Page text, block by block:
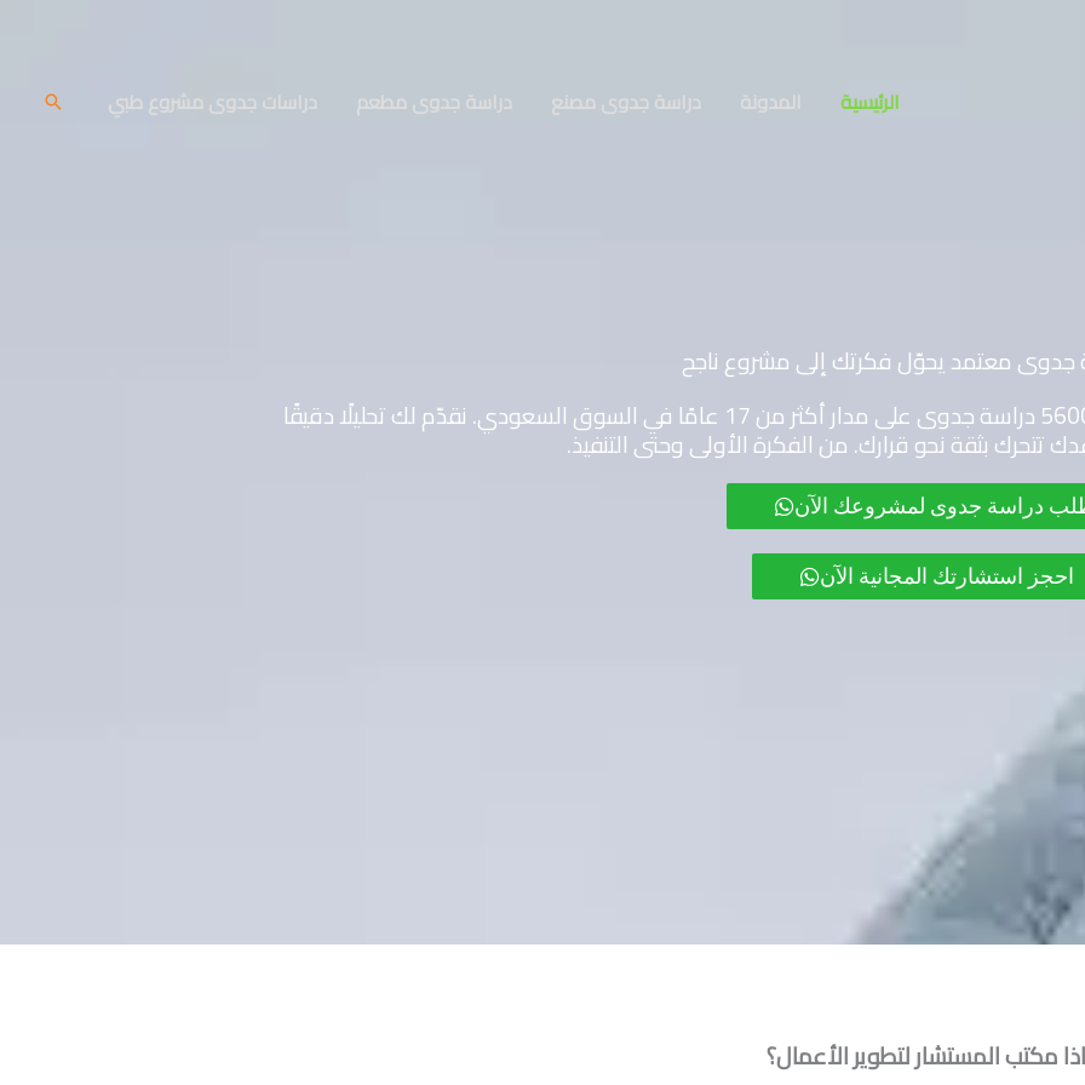
الرئيسية المدونة دراسة جدوى مصنع دراسة جدوى مطعم دراسات جدوى مشروع طبي البحث
معتمد يحوّل فكرتك إلى مشروع ناجح
نحن في مكتب المستشار لتطوير الأعمال أعددنا أكثر من 5600 دراسة جدوى على مدار أكثر من 17 عامًا في السوق السعودي. نقدّم لك تحليلًا دقيقًا
تتحرك بثقة نحو قرارك. من الفكرة الأولى وحتى التنفيذ.
دراسة جدوى لمشروعك الآن
احجز استشارتك المجانية الآن
مكتب المستشار لتطوير الأعمال؟